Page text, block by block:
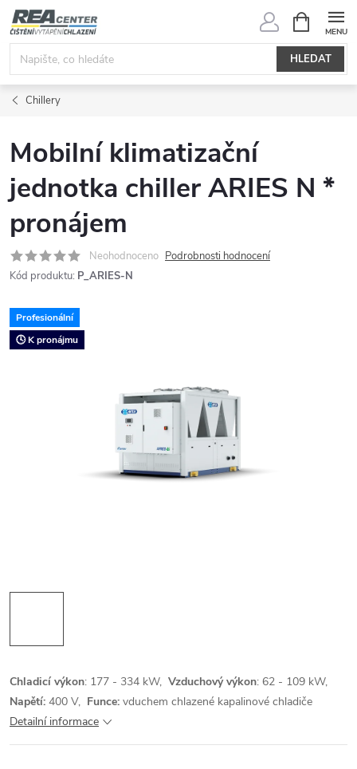
Přejít
na
obsah
HLEDAT
NÁKUPNÍ
KOŠÍK
Chillery
Mobilní klimatizační
jednotka chiller ARIES N *
pronájem
Neohodnoceno Podrobnosti hodnocení
Kód produktu: P_ARIES-N
Profesionální
🕓 K pronájmu
Chladicí výkon: 177 - 334 kW, Vzduchový výkon: 62 - 109 kW,
Napětí: 400 V, Funce: vduchem chlazené kapalinové chladiče
Detailní informace